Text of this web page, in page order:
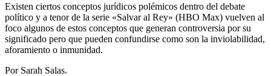
Existen ciertos conceptos jurídicos polémicos dentro del debate
político y a tenor de la serie «Salvar al Rey» (HBO Max) vuelven al
foco algunos de estos conceptos que generan controversia por su
significado pero que pueden confundirse como son la inviolabilidad,
aforamiento o inmunidad.
Por Sarah Salas.